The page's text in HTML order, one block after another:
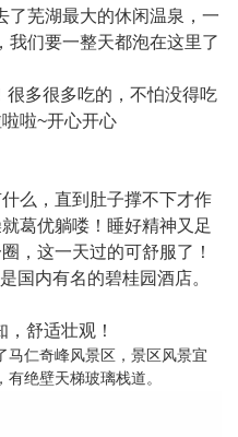
了芜湖最大的休闲温泉，一
我们要一整天都泡在这里了
很多很多吃的，不怕没得吃
啦~开心开心
么，直到肚子撑不下才作
葛优躺喽！睡好精神又足
，这一天过的可舒服了！
国内有名的碧桂园酒店。
舒适壮观！
马仁奇峰风景区，景区风景宜
绝壁天梯玻璃栈道。